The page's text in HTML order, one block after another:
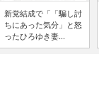
新党結成で「「騙し討
ちにあった気分」と怒
ったひろゆき妻...